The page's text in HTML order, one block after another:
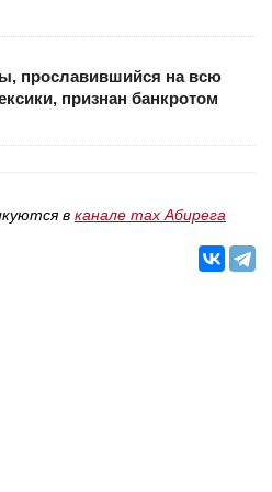
прославившийся на всю
признан банкротом
в канале max Абирега